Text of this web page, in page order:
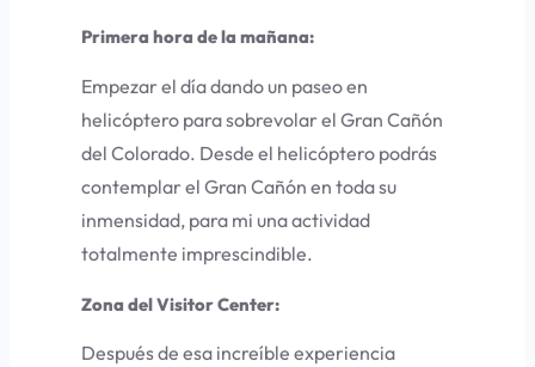
Primera hora de la mañana:
Empezar el día dando un paseo en
helicóptero para sobrevolar el Gran Cañón
del Colorado. Desde el helicóptero podrás
contemplar el Gran Cañón en toda su
inmensidad, para mi una actividad
totalmente imprescindible.
Zona del Visitor Center:
Después de esa increíble experiencia